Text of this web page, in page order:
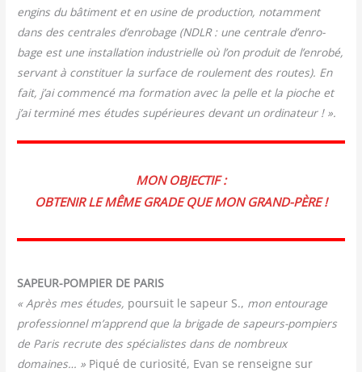
engins du bâti­ment et en usine de pro­duc­tion, notam­ment
dans des cen­trales d’enrobage (NDLR : une cen­trale d’en­ro­
bage est une ins­tal­la­tion indus­trielle où l’on pro­duit de l’en­ro­bé,
ser­vant à consti­tuer la sur­face de rou­le­ment des routes). En
fait, j’ai com­men­cé ma for­ma­tion avec la pelle et la pioche et
j’ai ter­mi­né mes études supé­rieures devant un ordinateur ! ».
MON OBJECTIF :
OBTENIR LE MÊME GRADE QUE MON GRAND-PÈRE !
SAPEUR-POMPIER DE PARIS
« Après mes études, pour­suit le sapeur S., mon entou­rage
pro­fes­sion­nel m’apprend que la bri­gade de sapeurs-pom­piers
de Paris recrute des spé­cia­listes dans de nom­breux
domaines… » Piqué de curio­si­té, Evan se ren­seigne sur